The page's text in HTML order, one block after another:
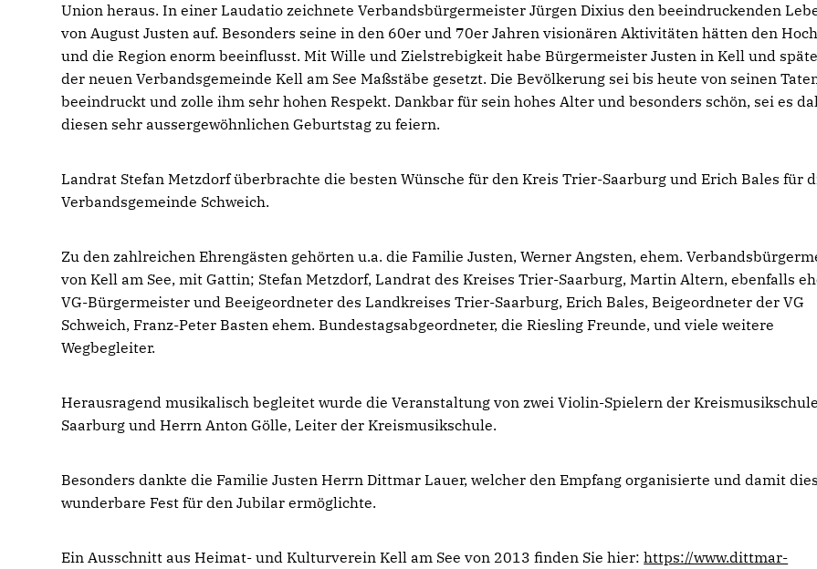
Union heraus. In einer Laudatio zeichnete Verbandsbürgermeister Jürgen Dixius den beeindruckenden
von August Justen auf. Besonders seine in den 60er und 70er Jahren visionären Aktivitäten hätten den
und die Region enorm beeinflusst. Mit Wille und Zielstrebigkeit habe Bürgermeister Justen in Kell und
der neuen Verbandsgemeinde Kell am See Maßstäbe gesetzt. Die Bevölkerung sei bis heute von seinen
beeindruckt und zolle ihm sehr hohen Respekt. Dankbar für sein hohes Alter und besonders schön, sei es
diesen sehr aussergewöhnlichen Geburtstag zu feiern.
Landrat Stefan Metzdorf überbrachte die besten Wünsche für den Kreis Trier-Saarburg und Erich Bales für
Verbandsgemeinde Schweich.
Zu den zahlreichen Ehrengästen gehörten u.a. die Familie Justen, Werner Angsten, ehem.
von Kell am See, mit Gattin; Stefan Metzdorf, Landrat des Kreises Trier-Saarburg, Martin Altern, ebenfalls
VG-Bürgermeister und Beeigeordneter des Landkreises Trier-Saarburg, Erich Bales, Beigeordneter der VG
Schweich, Franz-Peter Basten ehem. Bundestagsabgeordneter, die Riesling Freunde, und viele weitere
Wegbegleiter.
Herausragend musikalisch begleitet wurde die Veranstaltung von zwei Violin-Spielern der
Saarburg und Herrn Anton Gölle, Leiter der Kreismusikschule.
Besonders dankte die Familie Justen Herrn Dittmar Lauer, welcher den Empfang organisierte und damit
wunderbare Fest für den Jubilar ermöglichte.
Ein Ausschnitt aus Heimat- und Kulturverein Kell am See von 2013 finden Sie hier:https://www.dittmar-